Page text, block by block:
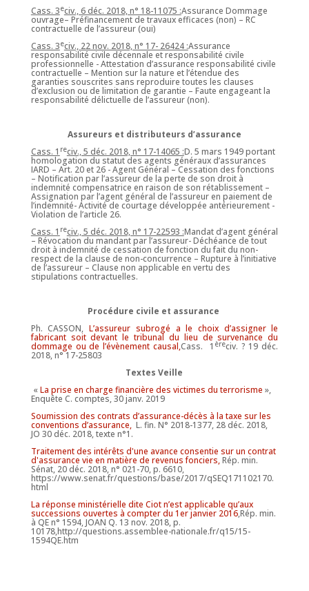
Cass. 3eciv., 6 déc. 2018, n° 18-11075 :Assurance Dommage
ouvrage– Préfinancement de travaux efficaces (non) – RC
contractuelle de l’assureur (oui)
Cass. 3eciv., 22 nov. 2018, n° 17- 26424 :Assurance
responsabilité civile décennale et responsabilité civile
professionnelle - Attestation d’assurance responsabilité civile
contractuelle – Mention sur la nature et l’étendue des
garanties souscrites sans reproduire toutes les clauses
d’exclusion ou de limitation de garantie – Faute engageant la
responsabilité délictuelle de l’assureur (non).
Assureurs et distributeurs d’assurance
Cass. 1 reciv., 5 déc. 2018, n° 17-14065 :D. 5 mars 1949 portant
homologation du statut des agents généraux d’assurances
IARD – Art. 20 et 26 - Agent Général – Cessation des fonctions
– Notification par l’assureur de la perte de son droit à
indemnité compensatrice en raison de son rétablissement –
Assignation par l’agent général de l’assureur en paiement de
l’indemnité- Activité de courtage développée antérieurement -
Violation de l’article 26.
Cass. 1 reciv., 5 déc. 2018, n° 17-22593 :Mandat d’agent général
– Révocation du mandant par l’assureur- Déchéance de tout
droit à indemnité de cessation de fonction du fait du non-
respect de la clause de non-concurrence – Rupture à l’initiative
de l’assureur – Clause non applicable en vertu des
stipulations contractuelles.
Procédure civile et assurance
Ph. CASSON,L’assureur subrogé a le choix d’assigner le
fabricant soit devant le tribunal du lieu de survenance du
dommage ou de l’évènement causal,Cass. 1 èreciv. ? 19 déc.
2018, n° 17-25803
Textes Veille
«La prise en charge financière des victimes du terrorisme »,
Enquête C. comptes, 30 janv. 2019
Soumission des contrats d’assurance-décès à la taxe sur les
conventions d’assurance,L. fin. N° 2018-1377, 28 déc. 2018,
JO 30 déc. 2018, texte n°1.
Traitement des intérêts d'une avance consentie sur un contrat
d'assurance vie en matière de revenus fonciers,Rép. min.
Sénat, 20 déc. 2018, n° 021-70, p. 6610,
https://www.senat.fr/questions/base/2017/qSEQ171102170.
html
La réponse ministérielle dite Ciot n’est applicable qu’aux
successions ouvertes à compter du 1er janvier 2016,Rép. min.
à QE n° 1594, JOAN Q. 13 nov. 2018, p.
10178,http://questions.assemblee-nationale.fr/q15/15-
1594QE.htm